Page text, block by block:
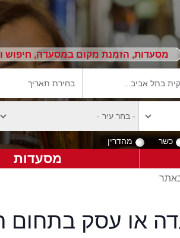
מסעדות, הזמנת מקום במסעדה, חיפוש
כשר מהדרין
מסעדות
או עסק בתחום